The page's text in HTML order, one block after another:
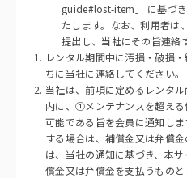
guide#lost-item」 に基づ
たします。なお、利用者は
提出し、当社にその旨連絡
レンタル期間中に汚損・破損
ちに当社に連絡してください。
当社は、前項に定めるレンタ
内に、①メンテナンスを超え
可能である旨を会員に通知し
する場合は、補償金又は弁償
は、当社の通知に基づき、本
償金又は弁償金を支払うものと